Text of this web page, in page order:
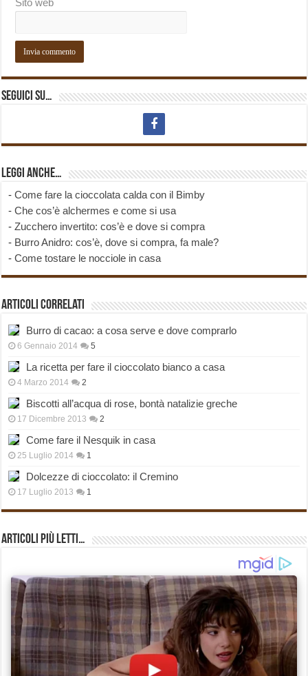
Sito web
Seguici su…
Leggi anche…
-Come fare la cioccolata calda con il Bimby
-Che cos’è alchermes e come si usa
-Zucchero invertito: cos’è e dove si compra
- Burro Anidro: cos’è, dove si compra, fa male?
-Come tostare le nocciole in casa
Articoli correlati
Burro di cacao: a cosa serve e dove comprarlo
6 Gennaio 2014 5
La ricetta per fare il cioccolato bianco a casa
4 Marzo 2014 2
Biscotti all’acqua di rose, bontà natalizie greche
17 Dicembre 2013 2
Come fare il Nesquik in casa
25 Luglio 2014 1
Dolcezze di cioccolato: il Cremino
17 Luglio 2013 1
Articoli più Letti…